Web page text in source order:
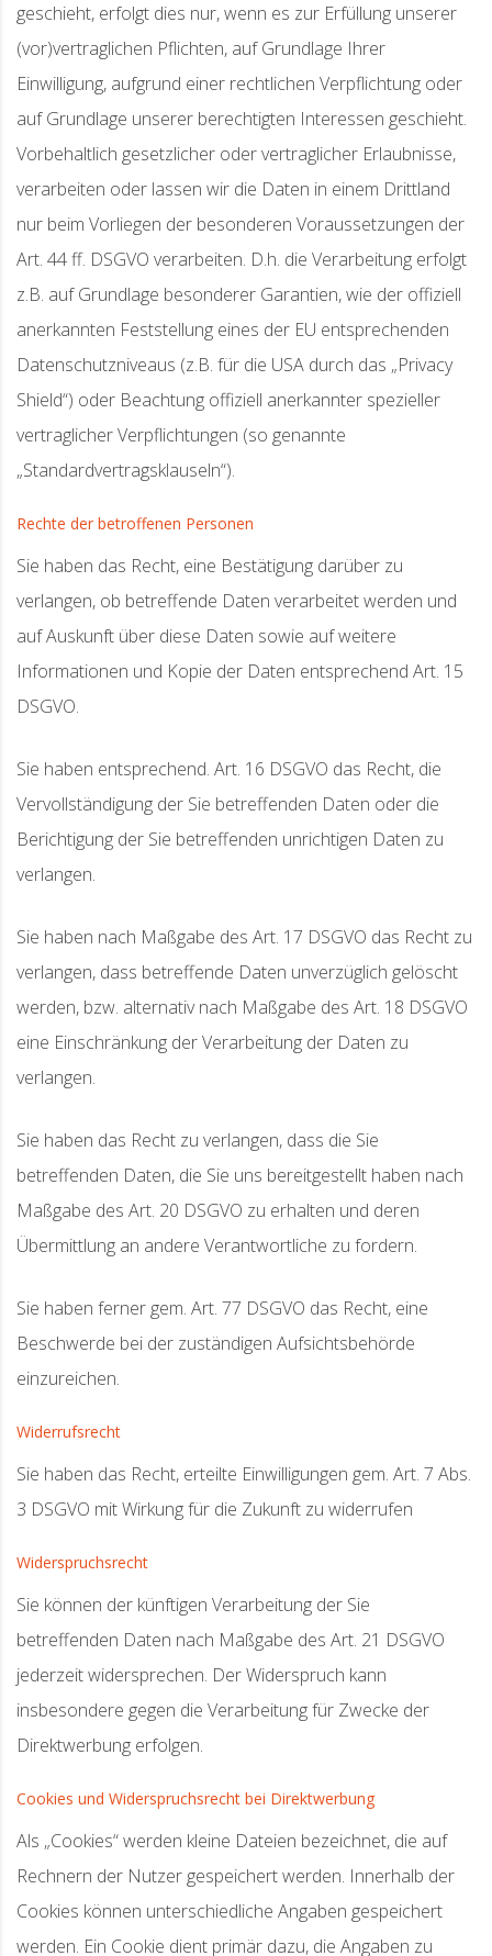
geschieht, erfolgt dies nur, wenn es zur Erfüllung unserer
(vor)vertraglichen Pflichten, auf Grundlage Ihrer
Einwilligung, aufgrund einer rechtlichen Verpflichtung oder
auf Grundlage unserer berechtigten Interessen geschieht.
Vorbehaltlich gesetzlicher oder vertraglicher Erlaubnisse,
verarbeiten oder lassen wir die Daten in einem Drittland
nur beim Vorliegen der besonderen Voraussetzungen der
Art. 44 ff. DSGVO verarbeiten. D.h. die Verarbeitung erfolgt
z.B. auf Grundlage besonderer Garantien, wie der offiziell
anerkannten Feststellung eines der EU entsprechenden
Datenschutzniveaus (z.B. für die USA durch das „Privacy
Shield“) oder Beachtung offiziell anerkannter spezieller
vertraglicher Verpflichtungen (so genannte
„Standardvertragsklauseln“).
Rechte der betroffenen Personen
Sie haben das Recht, eine Bestätigung darüber zu
verlangen, ob betreffende Daten verarbeitet werden und
auf Auskunft über diese Daten sowie auf weitere
Informationen und Kopie der Daten entsprechend Art. 15
DSGVO.
Sie haben entsprechend. Art. 16 DSGVO das Recht, die
Vervollständigung der Sie betreffenden Daten oder die
Berichtigung der Sie betreffenden unrichtigen Daten zu
verlangen.
Sie haben nach Maßgabe des Art. 17 DSGVO das Recht zu
verlangen, dass betreffende Daten unverzüglich gelöscht
werden, bzw. alternativ nach Maßgabe des Art. 18 DSGVO
eine Einschränkung der Verarbeitung der Daten zu
verlangen.
Sie haben das Recht zu verlangen, dass die Sie
betreffenden Daten, die Sie uns bereitgestellt haben nach
Maßgabe des Art. 20 DSGVO zu erhalten und deren
Übermittlung an andere Verantwortliche zu fordern.
Sie haben ferner gem. Art. 77 DSGVO das Recht, eine
Beschwerde bei der zuständigen Aufsichtsbehörde
einzureichen.
Widerrufsrecht
Sie haben das Recht, erteilte Einwilligungen gem. Art. 7 Abs.
3 DSGVO mit Wirkung für die Zukunft zu widerrufen
Widerspruchsrecht
Sie können der künftigen Verarbeitung der Sie
betreffenden Daten nach Maßgabe des Art. 21 DSGVO
jederzeit widersprechen. Der Widerspruch kann
insbesondere gegen die Verarbeitung für Zwecke der
Direktwerbung erfolgen.
Cookies und Widerspruchsrecht bei Direktwerbung
Als „Cookies“ werden kleine Dateien bezeichnet, die auf
Rechnern der Nutzer gespeichert werden. Innerhalb der
Cookies können unterschiedliche Angaben gespeichert
werden. Ein Cookie dient primär dazu, die Angaben zu